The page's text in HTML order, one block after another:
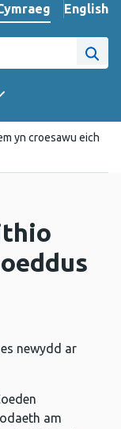
iaith y wefan
English
–
yn croesawu eich
newydd ar
am